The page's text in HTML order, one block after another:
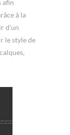
afin
à la
d’un
le style de